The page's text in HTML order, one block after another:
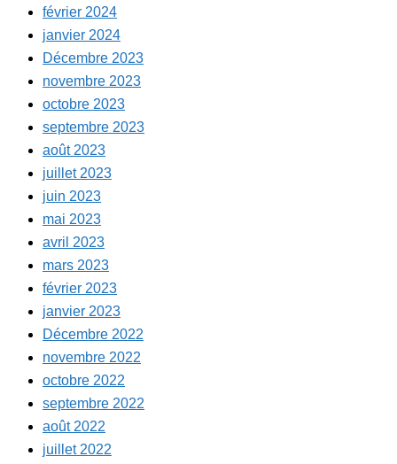
février 2024
janvier 2024
Décembre 2023
novembre 2023
octobre 2023
septembre 2023
août 2023
juillet 2023
juin 2023
mai 2023
avril 2023
mars 2023
février 2023
janvier 2023
Décembre 2022
novembre 2022
octobre 2022
septembre 2022
août 2022
juillet 2022